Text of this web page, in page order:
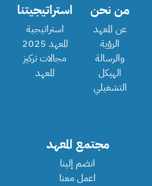
من نحن
عن المعهد
الرؤية
والرسالة
الهيكل
التشغيلي
استراتيجيتنا
استراتيجية
المعهد 2025
مجالات تركيز
المعهد
مجتمع المعهد
انضم إلينا
اعمل معنا